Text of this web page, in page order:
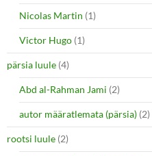
Nicolas Martin (1)
Victor Hugo (1)
pärsia luule (4)
Abd al-Rahman Jami (2)
autor määratlemata (pärsia) (2)
rootsi luule (2)